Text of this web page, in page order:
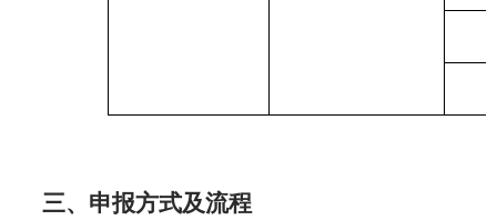
三、申报方式及流程